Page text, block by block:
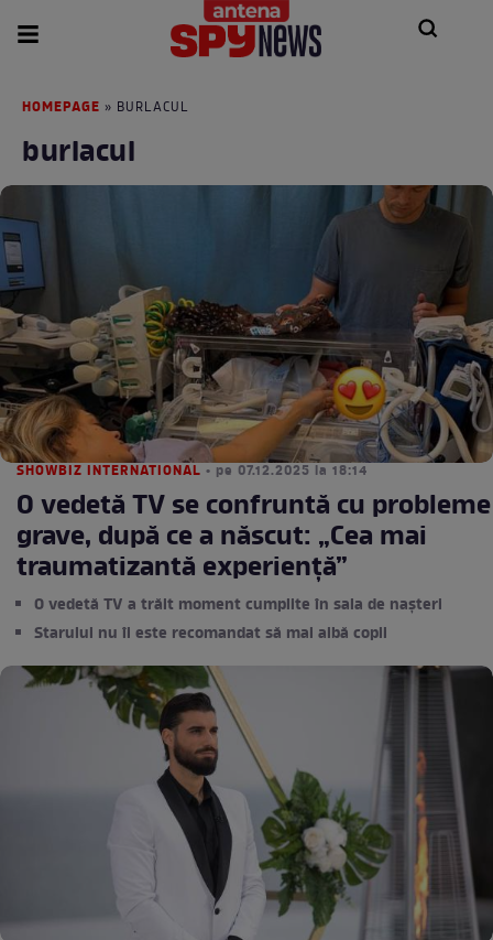
HOMEPAGE » BURLACUL
burlacul
SHOWBIZ INTERNATIONAL • pe 07.12.2025 la 18:14
O vedetă TV se confruntă cu probleme
grave, după ce a născut: „Cea mai
traumatizantă experiență”
O vedetă TV a trăit moment cumplite în sala de nașteri
Starului nu îi este recomandat să mai aibă copii